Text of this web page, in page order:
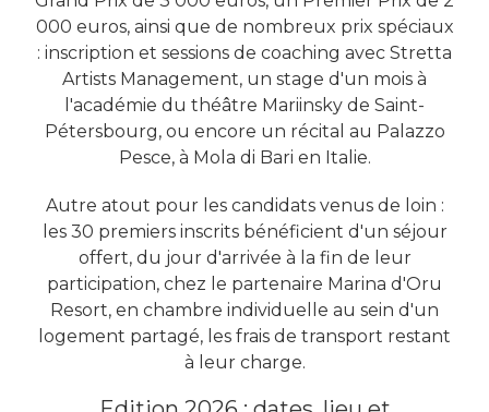
000 euros, ainsi que de nombreux prix spéciaux
: inscription et sessions de coaching avec Stretta
Artists Management, un stage d'un mois à
l'académie du théâtre Mariinsky de Saint-
Pétersbourg, ou encore un récital au Palazzo
Pesce, à Mola di Bari en Italie.
Autre atout pour les candidats venus de loin :
les 30 premiers inscrits bénéficient d'un séjour
offert, du jour d'arrivée à la fin de leur
participation, chez le partenaire Marina d'Oru
Resort, en chambre individuelle au sein d'un
logement partagé, les frais de transport restant
à leur charge.